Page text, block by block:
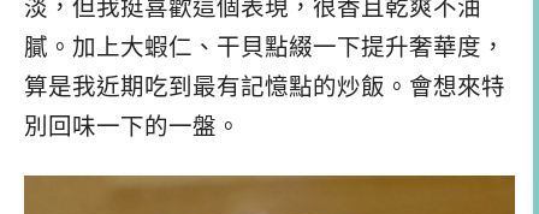
淡，但我挺喜歡這個表現，很香且乾爽不油
膩。加上大蝦仁、干貝點綴一下提升奢華度，
算是我近期吃到最有記憶點的炒飯。會想來特
別回味一下的一盤。